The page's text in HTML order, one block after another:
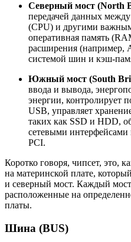
Северный мост (North
передачей данных
(CPU) и другими
оперативная память
расширения (например,
системой шин и кэш-
Южный мост (South
ввода и вывода,
энергии, контролирует
USB, управляет
таких как SSD и HDD,
сетевыми
PCI.
Коротко говоря, чипсет, это,
на материнской плате,
и северный мост. Каждый мост
расположенные на
платы.
Шина (BUS)